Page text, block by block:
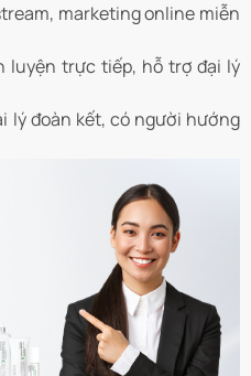
marketing online miễn
luyện trực tiếp, hỗ trợ đại lý
lý đoàn kết, có người hướng